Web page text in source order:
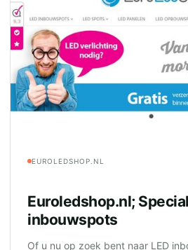
EUROLEDSHOP.NL
Euroledshop.nl;
inbouwspots
Of u nu op zoek bent naar LED